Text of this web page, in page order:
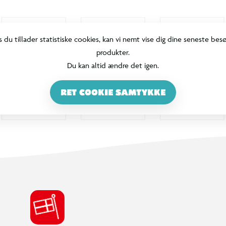
du tillader statistiske cookies, kan vi nemt vise dig dine seneste
produkter.
Du kan altid ændre det igen.
RET COOKIE SAMTYKKE